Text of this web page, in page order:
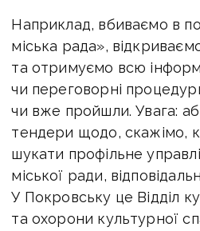
Наприклад, вбиваємо в
міська рада»,
та отримуємо всю
чи переговорні
чи вже пройшли. Увага:
тендери щодо, скажімо,
шукати профільне
міської ради,
У Покровську це Відділ
та охорони культурної